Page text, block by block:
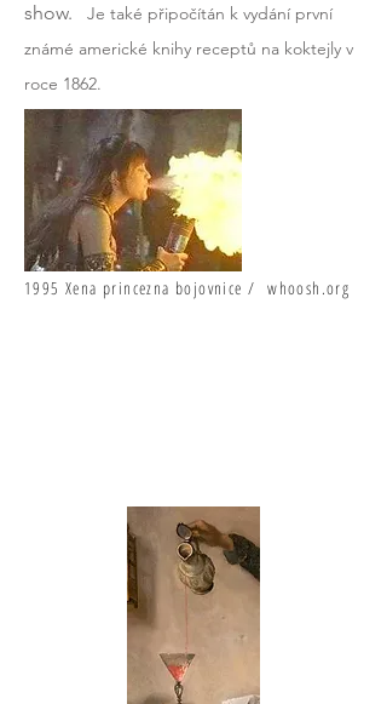
show.
Je také připočítán k vydání první
známé americké knihy receptů na koktejly v
roce 1862.
1995 Xena princezna bojovnice / whoosh.org